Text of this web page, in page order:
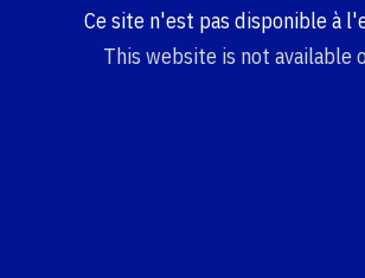
Ce site n'est pas disponible à
This website is not available